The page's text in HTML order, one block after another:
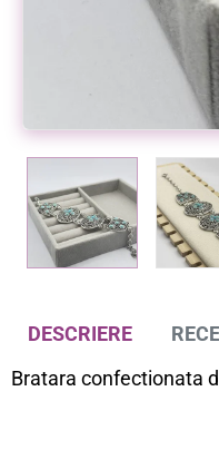
Bratara margelute
29,00 lei
DESCRIERE
Bratara confectionata